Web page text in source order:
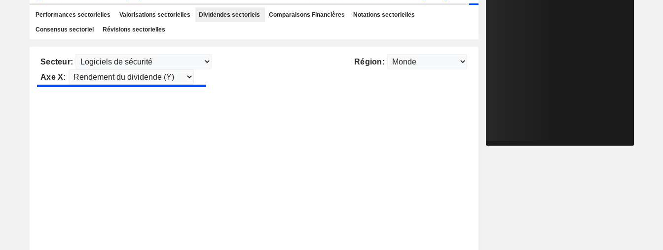
Performances sectorielles Valorisations sectorielles Dividendes sectoriels Comparaisons Financières Notations sectorielles
Consensus sectoriel Révisions sectorielles
Secteur:
Région:
Axe X: